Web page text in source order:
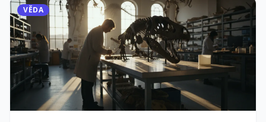
VĚDA